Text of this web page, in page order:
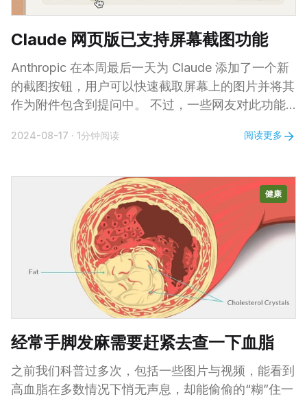
Claude 网页版已支持屏幕截图功能
Anthropic 在本周最后一天为 Claude 添加了一个新
的截图按钮，用户可以快速截取屏幕上的图片并将其
作为附件包含到提问中。 不过，一些网友对此功能
捷键 Shift + Control + Command + 4 来实现相似的
到 Claude 中。 这表明新功能虽然便捷，但对于熟悉
系统快捷键的用户而言，这种操作方式可能早已成为
习惯。因此，新增的截图按钮更多是为了简化流程，
方便不熟悉快捷键的用户，或者为不同设备或操作系
统上的用户提供一致的操作体验。 另外，有网友发
现 Claude Artifacts
2024-08-17 · 1分钟阅读 阅读更多
健康
经常手脚发麻需要赶紧去查一下血脂
之前我们科普过多次，包括一些图片与视频，能看到
高血脂在多数情况下悄无声息，却能偷偷的“糊”住一